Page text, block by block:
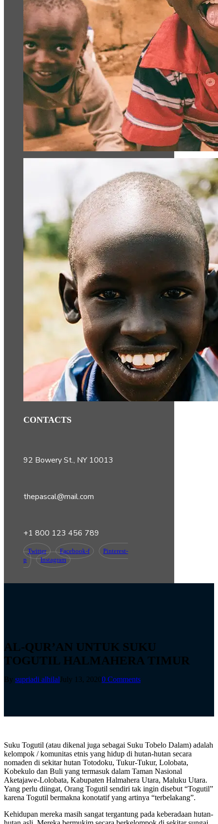
CONTACTS
92 Bowery St., NY 10013
thepascal@mail.com
+1 800 123 456 789
Twitter Facebook-f
Pinterest-
p
Instagram
AL-QUR’AN UNTUK SUKU
TOGUTIL HALMAHERA TIMUR
By supriadi alhilal July 13, 20200 Comments
Suku Togutil (atau dikenal juga sebagai Suku Tobelo Dalam) adalah
kelompok / komunitas etnis yang hidup di hutan-hutan secara
nomaden di sekitar hutan Totodoku, Tukur-Tukur, Lolobata,
Kobekulo dan Buli yang termasuk dalam Taman Nasional
Aketajawe-Lolobata, Kabupaten Halmahera Utara, Maluku Utara.
Yang perlu diingat, Orang Togutil sendiri tak ingin disebut “Togutil”
karena Togutil bermakna konotatif yang artinya “terbelakang”.
Kehidupan mereka masih sangat tergantung pada keberadaan hutan-